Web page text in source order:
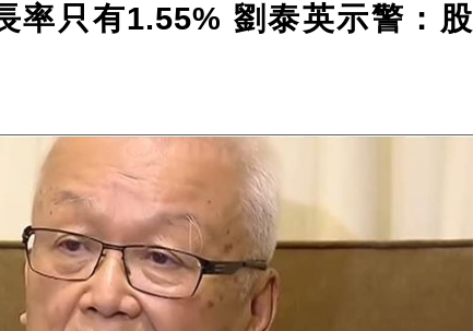
率只有1.55% 劉泰英示警：股